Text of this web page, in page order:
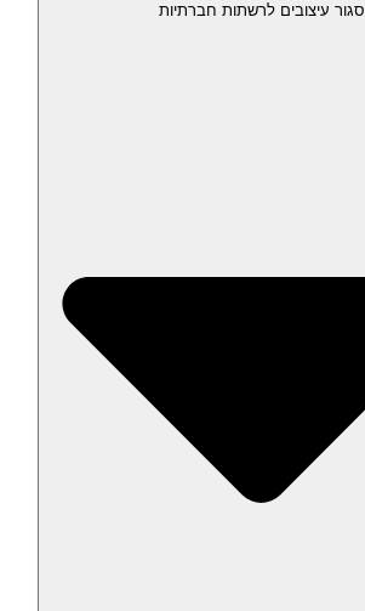
סגור עיצובים לרשתות חברתיות